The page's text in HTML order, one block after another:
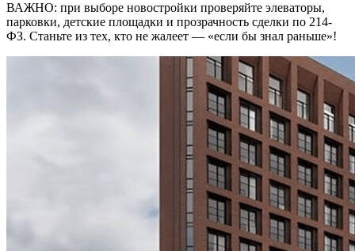
ВАЖНО: при выборе новостройки проверяйте элеваторы,
парковки, детские площадки и прозрачность сделки по 214-
ФЗ. Станьте из тех, кто не жалеет — «если бы знал раньше»!